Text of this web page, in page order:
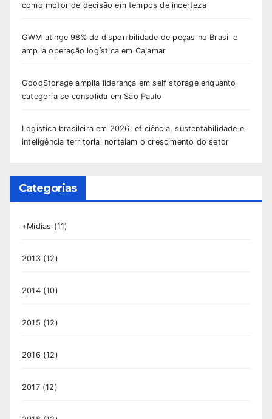
como motor de decisão em tempos de incerteza
GWM atinge 98% de disponibilidade de peças no Brasil e
amplia operação logística em Cajamar
GoodStorage amplia liderança em self storage enquanto
categoria se consolida em São Paulo
Logística brasileira em 2026: eficiência, sustentabilidade e
inteligência territorial norteiam o crescimento do setor
Categorias
+Mídias (11)
2013(12)
2014(10)
2015 (12)
2016 (12)
2017(12)